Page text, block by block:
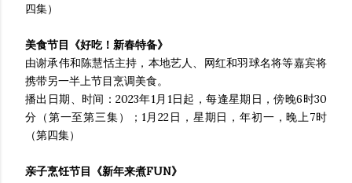
四集）
美食节目《好吃！新春特备》
由谢承伟和陈慧恬主持，本地艺人、网红和羽球名将等嘉宾将
携带另一半上节目烹调美食。
播出日期、时间：2023年1月1日起，每逢星期日，傍晚6时30
分（第一至第三集）；1月22日，星期日，年初一，晚上7时
（第四集）
亲子烹饪节目《新年来煮FUN》